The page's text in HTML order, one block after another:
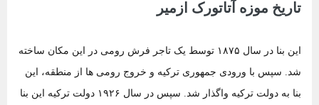
تاریخ موزه آتاتورک ازمیر
این بنا در سال ۱۸۷۵ توسط یک تاجر فرش رومی در این مکان ساخته
شد. سپس با ورودی جمهوری ترکیه و خروج رومی ها از منطقه، این
بنا به دولت ترکیه واگذار شد. سپس در سال ۱۹۲۶ دولت ترکیه این بنا